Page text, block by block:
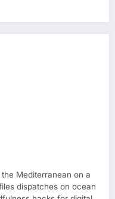
Mediterranean on a
dispatches on ocean